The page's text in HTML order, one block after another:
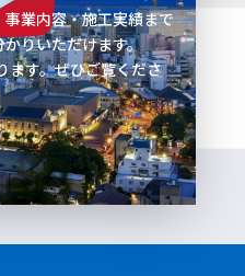
業内容・施工実績まで
りいただけます。
ます。ぜひご覧くださ